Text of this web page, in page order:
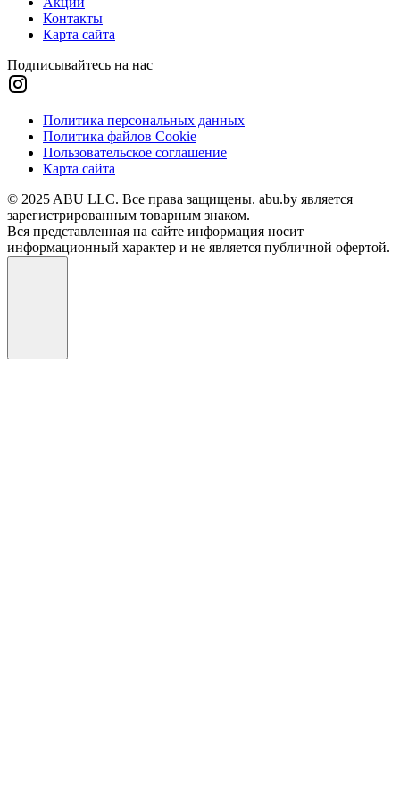
Контакты
Карта сайта
Подписывайтесь на нас
Политика персональных данных
Политика файлов Cookie
Пользовательское соглашение
Карта сайта
© 2025 ABU LLC. Все права защищены. abu.by является
зарегистрированным товарным знаком.
Вся представленная на сайте информация носит
информационный характер и не является публичной офертой.